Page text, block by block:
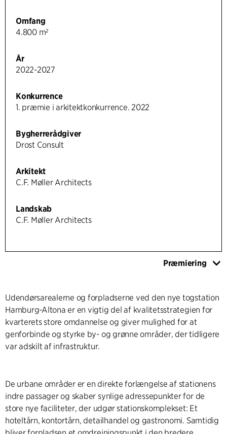
Omfang
4.800 m²
År
2022-2027
Konkurrence
1. præmie i arkitektkonkurrence. 2022
Bygherrerådgiver
Drost Consult
Arkitekt
C.F. Møller Architects
Landskab
C.F. Møller Architects
Præmiering
Udendørsarealerne og forpladserne ved den nye togstation
Hamburg-Altona er en vigtig del af kvalitetsstrategien for
kvarterets store omdannelse og giver mulighed for at
genforbinde og styrke by- og grønne områder, der tidligere
var adskilt af infrastruktur.
De urbane områder er en direkte forlængelse af stationens
indre passager og skaber synlige adressepunkter for de
store nye faciliteter, der udgør stationskomplekset: Et
hoteltårn, kontortårn, detailhandel og gastronomi. Samtidig